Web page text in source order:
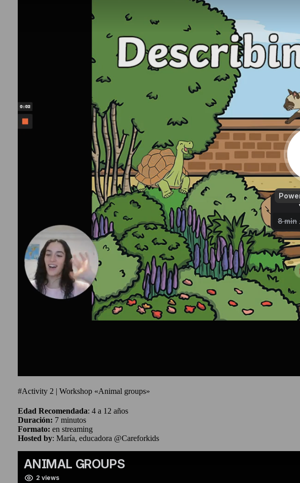
#Activity 2 | Workshop «Animal groups»
Edad Recomendada: 4 a 12 años
Duración: 7 minutos
Formato: en streaming
Hosted by: María, educadora @Careforkids